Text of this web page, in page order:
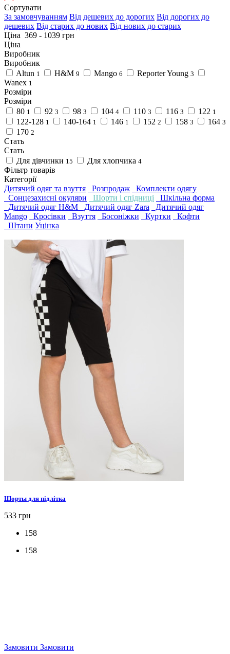
Сортувати
За замовчуванням Від дешевих до дорогих Від дорогих до
дешевих Від старих до нових Від нових до старих
Ціна 369 - 1039 грн
Ціна
Виробник
Виробник
Altun 1 H&M 9 Mango 6 Reporter Young 3
Wanex 1
Розміри
Розміри
80 1 92 3 98 3 104 4 110 3 116 3 122 1
122-128 1 140-164 1 146 1 152 2 158 3 164 3
170 2
Стать
Стать
Для дівчинки 15 Для хлопчика 4
Фільтр товарів
Категорії
Дитячий одяг та взуття
Розпродаж
Комплекти одягу
Сонцезахисні окуляри
Шорти і спідниці
Шкільна форма
Дитячий одяг H&M
Дитячий одяг Zara
Дитячий одяг
Mango
Кросівки Взуття Босоніжки Куртки
Кофти
Штани Уцінка
Шорты для підлітка
533 грн
158
158
Замовити Замовити